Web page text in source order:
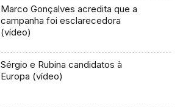
Marco Gonçalves acredita que a
campanha foi esclarecedora
(vídeo)
Sérgio e Rubina candidatos à
Europa (vídeo)